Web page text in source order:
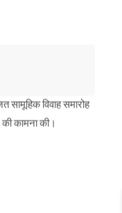
विवाह समारोह
कामना की।